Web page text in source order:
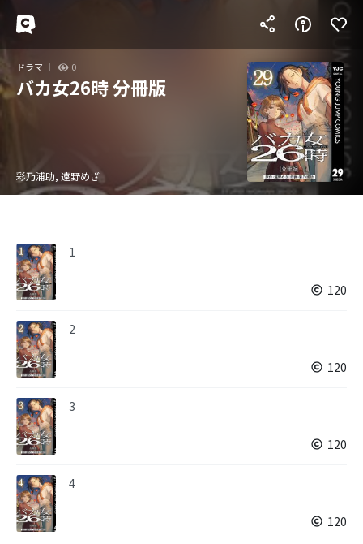
ドラマ 0
バカ女26時 分冊版
彩乃浦助, 遠野めざ
1
120
2
120
3
120
4
120